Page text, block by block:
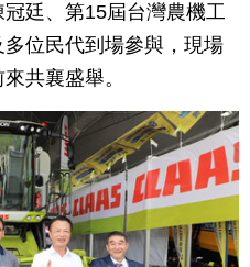
廷、第15屆台灣農機工
位民代到場參與，現場
共襄盛舉。